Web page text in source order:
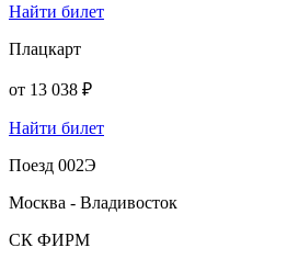
Найти билет
Плацкарт
от 13 038 ₽
Найти билет
Поезд 002Э
Москва - Владивосток
СК ФИРМ